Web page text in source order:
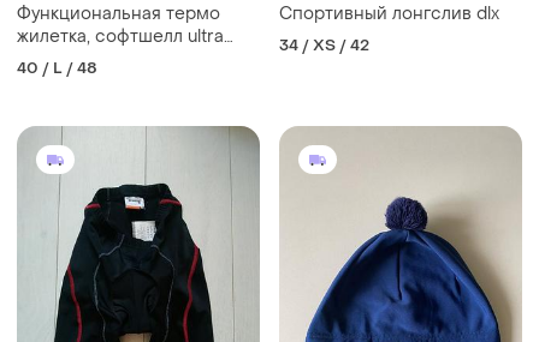
Функциональная термо
жилетка, софтшелл ultra
sport
40 / L / 48
Спортивный лонгслив dlx
34 / XS / 42